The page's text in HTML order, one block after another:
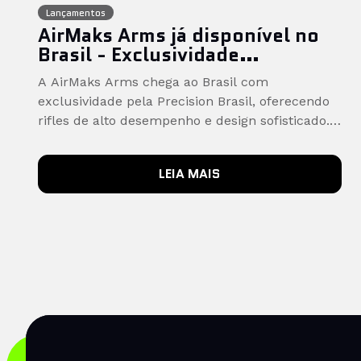
Lançamentos
AirMaks Arms já disponível no
Brasil - Exclusividade
PrecisionBrasil!
A AirMaks Arms chega ao Brasil com
exclusividade pela Precision Brasil, oferecendo
rifles de alto desempenho e design sofisticado.
para atiradores exigentes. São diversos modelos
disponíveis, incluindo versões HP, Lite e Red.
Garanta já o seu com suporte e garantia
LEIA MAIS